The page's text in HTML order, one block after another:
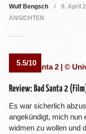
Wulf Bengsch 9. April
ANSICHTEN
5.5/10
Review: Bad Santa 2
Es war sicherlich
angekündigt, mich nun
widmen zu wollen und